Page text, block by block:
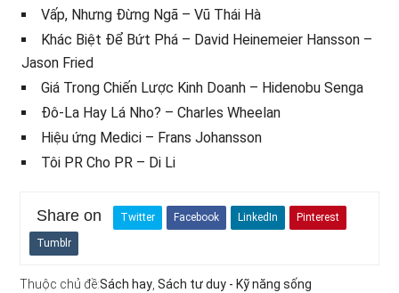
Vấp, Nhưng Đừng Ngã – Vũ Thái Hà
Khác Biệt Để Bứt Phá – David Heinemeier Hansson –
Jason Fried
Giá Trong Chiến Lược Kinh Doanh – Hidenobu Senga
Đô-La Hay Lá Nho? – Charles Wheelan
Hiệu ứng Medici – Frans Johansson
Tôi PR Cho PR – Di Li
Share on Twitter Facebook LinkedIn Pinterest
Tumblr
Thuộc chủ đề:Sách hay,Sách tư duy - Kỹ năng sống